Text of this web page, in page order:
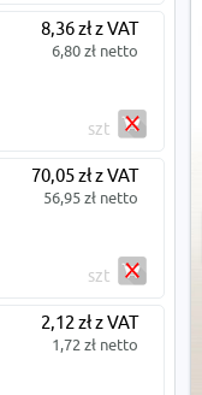
8,36 zł z VAT
6,80 zł netto
szt
70,05 zł z VAT
56,95 zł netto
szt
2,12 zł z VAT
1,72 zł netto